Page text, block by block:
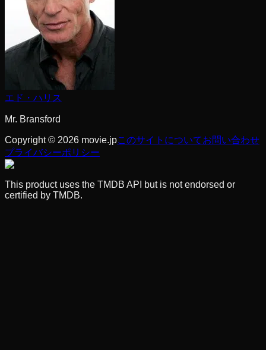
エド・ハリス
Mr. Bransford
Copyright © 2026 movie.jpこのサイトについてお問い合わせ
プライバシーポリシー
This product uses the TMDB API but is not endorsed or
certified by TMDB.